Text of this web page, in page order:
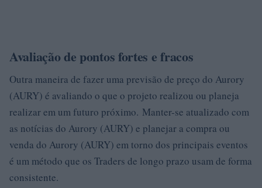
Avaliação de pontos fortes e fracos
Outra maneira de fazer uma previsão de preço do Aurory
(AURY) é avaliando o que o projeto realizou ou planeja
realizar em um futuro próximo. Manter-se atualizado com
as notícias do Aurory (AURY) e planejar a compra ou
venda do Aurory (AURY) em torno dos principais eventos
é um método que os Traders de longo prazo usam de forma
consistente.